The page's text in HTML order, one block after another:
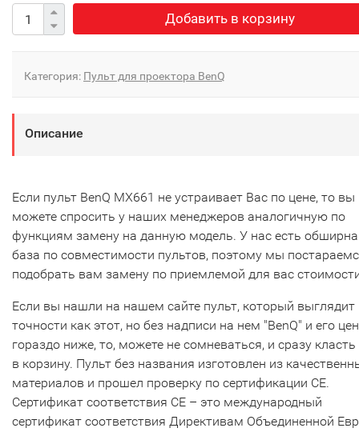
Добавить в корзину
Категория: Пульт для проектора BenQ
Описание
Если пульт BenQ MX661 не устраивает Вас по цене, то вы
можете спросить у наших менеджеров аналогичную по
функциям замену на данную модель. У нас есть
база по совместимости пультов, поэтому мы
подобрать вам замену по приемлемой для вас
Если вы нашли на нашем сайте пульт, который выглядит
точности как этот, но без надписи на нем "BenQ" и его
гораздо ниже, то, можете не сомневаться, и сразу класть
в корзину. Пульт без названия изготовлен из
материалов и прошел проверку по сертификации CE.
Сертификат соответствия СЕ – это международный
сертификат соответствия Директивам Объединенной